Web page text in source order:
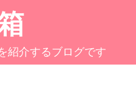
紹介するブログです